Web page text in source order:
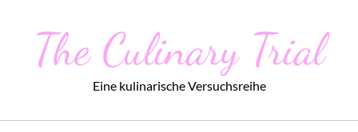
The Culinary Trial
Eine kulinarische Versuchsreihe